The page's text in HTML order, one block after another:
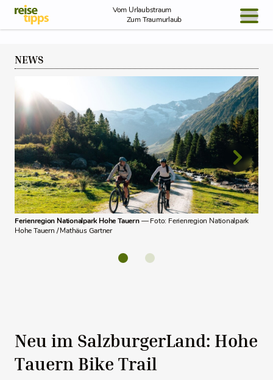
Skip to Content
Vom Urlaubstraum
Zum Traumurlaub
NEWS
Ferienregion Nationalpark Hohe Tauern— Foto: Ferienregion Nationalpark
Hohe Tauern / Mathäus Gartner
Neu im SalzburgerLand: Hohe
Tauern Bike Trail